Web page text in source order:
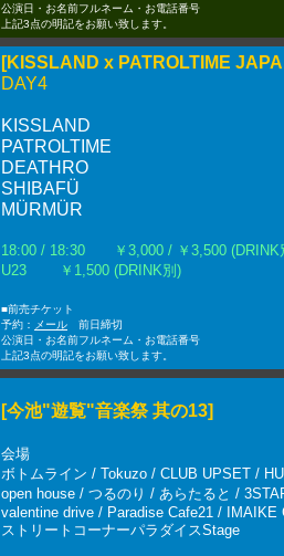
公演日・お名前フルネーム・お電話番号
上記3点の明記をお願い致します。
[KISSLAND x PATROLTIME
DAY4
KISSLAND
PATROLTIME
DEATHRO
SHIBAFÜ
MÜRMÜR
18:00 / 18:30 ￥3,000 / ￥3,500 (DRINK
U23 ￥1,500 (DRINK別)
■前売チケット
予約：
メール 前日締切
公演日・お名前フルネーム・お電話番号
上記3点の明記をお願い致します。
[今池"遊覧"音楽祭 其の13]
会場
ボトムライン / Tokuzo / CLUB UPSET /
open house / つるのり / あらたると /
valentine drive / Paradise Cafe21 / IMAIKE
ストリートコーナーパラダイスStage